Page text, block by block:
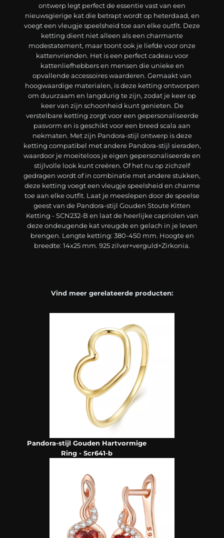
ontwerp legt perfect de essentie vast van een
nieuwsgierige kat die betrapt wordt op heterdaad, en
voegt een vleugje speelsheid toe aan elke outfit. Deze
ketting dient niet alleen als een charmante
modestatement, maar toont ook je liefde voor onze
kattenvrienden. Het is een perfect cadeau voor
kattenliefhebbers en mensen die unieke en
opvallende accessoires waarderen. Gemaakt van
hoogwaardige materialen, is deze ketting ontworpen
om duurzaam en langdurig te zijn, zodat je keer op
keer van zijn schoonheid kunt genieten. De
verstelbare ketting zorgt voor een gepersonaliseerde
pasvorm en is geschikt voor een breed scala aan
nekmaten. Met zijn Pandora-stijl ontwerp is deze
ketting compatibel met andere Pandora-stijl sieraden,
waardoor je moeiteloos je eigen gepersonaliseerde en
stijlvolle look kunt creëren. Of het nu op zichzelf
gedragen wordt of in combinatie met andere stukken,
deze ketting voegt een vleugje speelsheid en charme
toe aan elke outfit. Laat je meeslepen door de speelse
geest van de Pandora-stijl Gouden Stoute Kitten
Ketting - SCN232-B en laat de heerlijke capriolen van
deze ondeugende kat vreugde en gelach in je leven
brengen. Lengte ketting: 380-450 mm. Hoogte en
breedte: 14x25 mm. 925 zilver+verguld+Zirkonia.
Vind meer gerelateerde producten:
Pandora-stijl Gouden Hartvormige
Ring - Scr641-b